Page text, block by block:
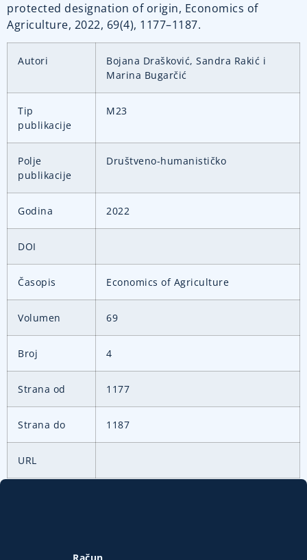
protected designation of origin, Economics of
Agriculture, 2022, 69(4), 1177–1187.
Autori
Bojana Drašković, Sandra Rakić i
Marina Bugarčić
Tip
publikacije
M23
Polje
publikacije
Društveno-humanističko
Godina 2022
DOI
Časopis Economics of Agriculture
Volumen 69
Broj 4
Strana od 1177
Strana do 1187
URL